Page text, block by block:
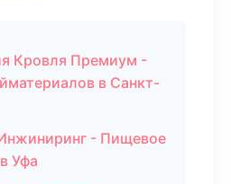
Кровля Премиум -
в Санкт-
- Пищевое
Уфа